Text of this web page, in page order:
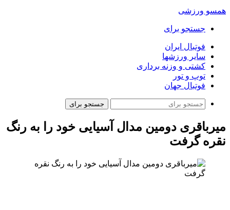
همسو ورزشی
جستجو برای
فوتبال ایران
سایر ورزشها
کشتی و وزنه برداری
توپ و تور
فوتبال جهان
جستجو برای
میرباقری دومین مدال آسیایی خود را به رنگ
نقره گرفت